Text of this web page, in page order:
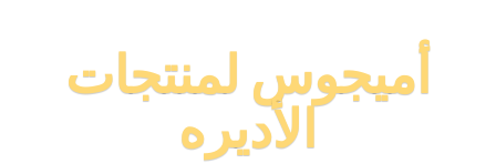
أميجوس لمنتجات
الأديره